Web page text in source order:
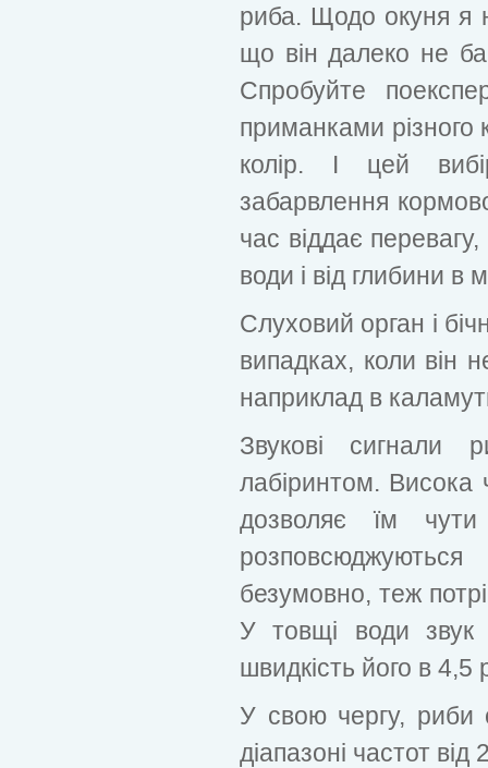
риба. Щодо окуня я
що він далеко не
Спробуйте
приманками різного
колір. І цей
забарвлення
час віддає перевагу,
води і від глибини в
Слуховий орган і
випадках, коли він
наприклад в
Звукові сигнали
лабіринтом. Висока
дозволяє їм
безумовно, теж
У товщі води
швидкість його в 4,5
У свою чергу, риби
діапазоні частот